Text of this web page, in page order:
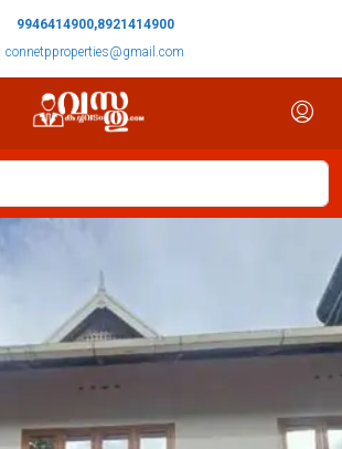
9946414900,8921414900
connetpproperties@gmail.com